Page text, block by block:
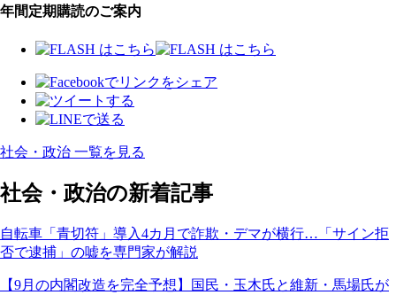
年間定期購読のご案内
社会・政治 一覧を見る
社会・政治の新着記事
自転車「青切符」導入4カ月で詐欺・デマが横行…「サイン拒
否で逮捕」の嘘を専門家が解説
【9月の内閣改造を完全予想】国民・玉木氏と維新・馬場氏が